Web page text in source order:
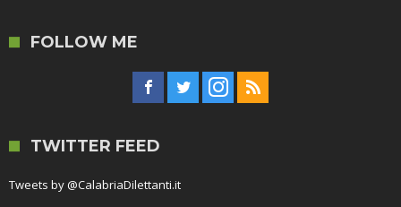
FOLLOW ME
TWITTER FEED
Tweets by @CalabriaDilettanti.it